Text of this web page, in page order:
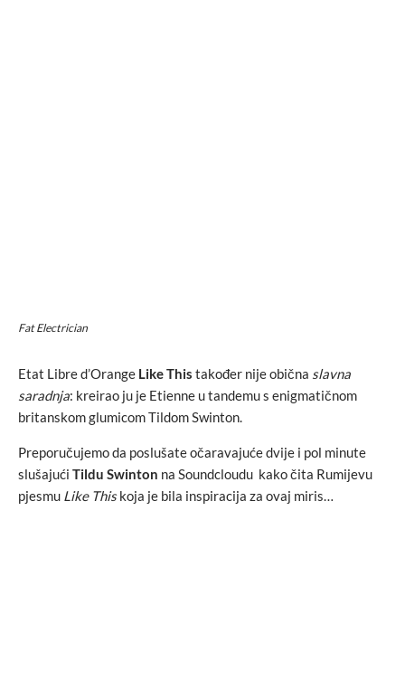
Fat Electrician
Etat Libre d’Orange Like This također nije obična slavna
saradnja: kreirao ju je Etienne u tandemu s enigmatičnom
britanskom glumicom Tildom Swinton.
Preporučujemo da poslušate očaravajuće dvije i pol minute
slušajući Tildu Swinton na Soundcloudu kako čita Rumijevu
pjesmu Like Thiskoja je bila inspiracija za ovaj miris…